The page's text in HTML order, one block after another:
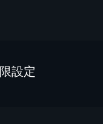
設定